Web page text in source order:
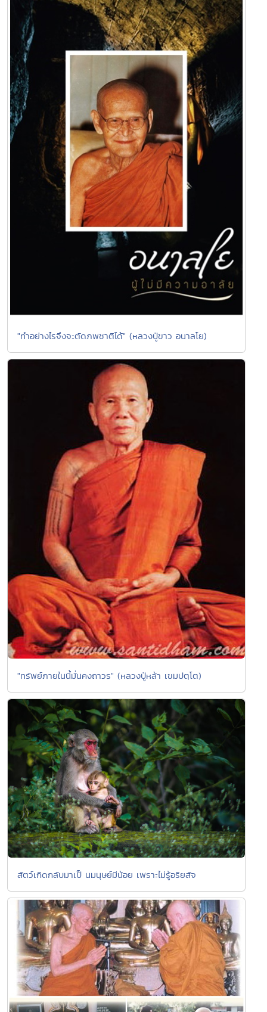
"ทำอย่างไรจึงจะตัดภพชาติได้" (หลวงปู่ขาว อนาลโย)
"ทรัพย์ภายในนี้มั่นคงถาวร" (หลวงปู่หล้า เขมปตฺโต)
สัตว์เกิดกลับมาเป็ นมนุษย์มีน้อย เพราะไม่รู้อริยสัจ